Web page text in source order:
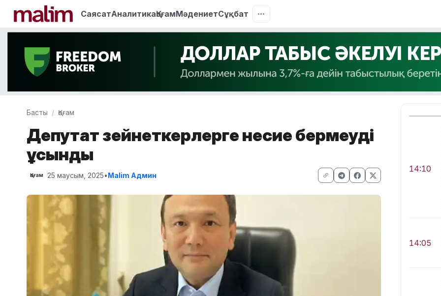
СаясатАналитикаҚоғамМәдениетСұқбат
Басты Қоғам
Депутат зейнеткерлерге несие бермеуді
ұсынды
Қоғам 25 маусым, 2025•Malim Админ
14:10
14:05